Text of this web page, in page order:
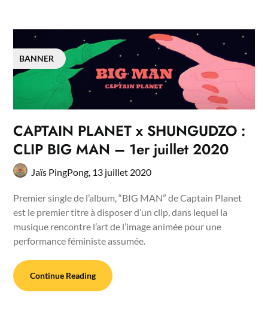
BANNER
CAPTAIN PLANET x SHUNGUDZO :
CLIP BIG MAN – 1er juillet 2020
Jaïs PingPong, 13 juillet 2020
Premier single de l’album, “BIG MAN” de Captain Planet
est le premier titre à disposer d’un clip, dans lequel la
musique rencontre l’art de l’image animée pour une
performance féministe assumée.
Continue Reading